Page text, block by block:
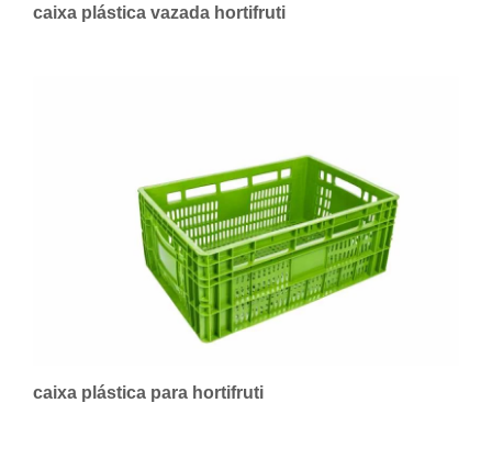
caixa plástica vazada hortifruti
caixa plástica para hortifruti